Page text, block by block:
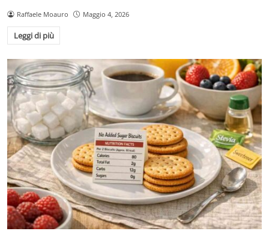
Raffaele Moauro Maggio 4, 2026
Leggi di più